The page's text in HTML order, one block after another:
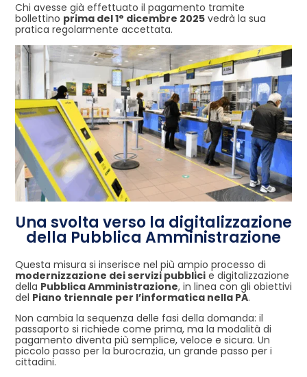
Chi avesse già effettuato il pagamento tramite
bollettino prima del 1° dicembre 2025 vedrà la sua
pratica regolarmente accettata.
Una svolta verso la digitalizzazione
della Pubblica Amministrazione
Questa misura si inserisce nel più ampio processo di
modernizzazione dei servizi pubblici e digitalizzazione
della Pubblica Amministrazione, in linea con gli obiettivi
del Piano triennale per l’informatica nella PA.
Non cambia la sequenza delle fasi della domanda: il
passaporto si richiede come prima, ma la modalità di
pagamento diventa più semplice, veloce e sicura. Un
piccolo passo per la burocrazia, un grande passo per i
cittadini.